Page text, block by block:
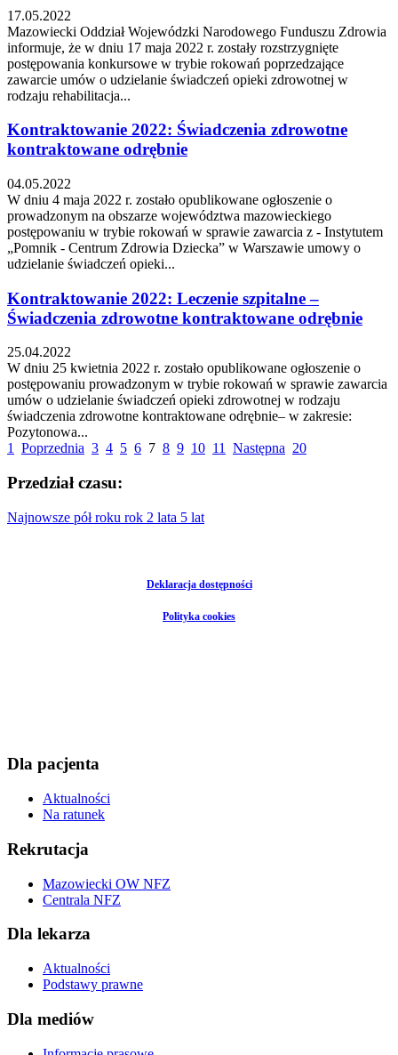
17.05.2022
Mazowiecki Oddział Wojewódzki Narodowego Funduszu Zdrowia
informuje, że w dniu 17 maja 2022 r. zostały rozstrzygnięte
postępowania konkursowe w trybie rokowań poprzedzające
zawarcie umów o udzielanie świadczeń opieki zdrowotnej w
rodzaju rehabilitacja...
Kontraktowanie 2022: Świadczenia zdrowotne
kontraktowane odrębnie
04.05.2022
W dniu 4 maja 2022 r. zostało opublikowane ogłoszenie o
prowadzonym na obszarze województwa mazowieckiego
postępowaniu w trybie rokowań w sprawie zawarcia z - Instytutem
„Pomnik - Centrum Zdrowia Dziecka” w Warszawie umowy o
udzielanie świadczeń opieki...
Kontraktowanie 2022: Leczenie szpitalne –
Świadczenia zdrowotne kontraktowane odrębnie
25.04.2022
W dniu 25 kwietnia 2022 r. zostało opublikowane ogłoszenie o
postępowaniu prowadzonym w trybie rokowań w sprawie zawarcia
umów o udzielanie świadczeń opieki zdrowotnej w rodzaju
świadczenia zdrowotne kontraktowane odrębnie– w zakresie:
Pozytonowa...
1 Poprzednia 3 4 5 6 7 8 9 10 11 Następna 20
Przedział czasu:
Najnowsze pół roku rok 2 lata 5 lat
Deklaracja dostępności
Polityka cookies
Dla pacjenta
Aktualności
Na ratunek
Rekrutacja
Mazowiecki OW NFZ
Centrala NFZ
Dla lekarza
Aktualności
Podstawy prawne
Dla mediów